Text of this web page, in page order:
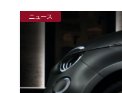
ニュース